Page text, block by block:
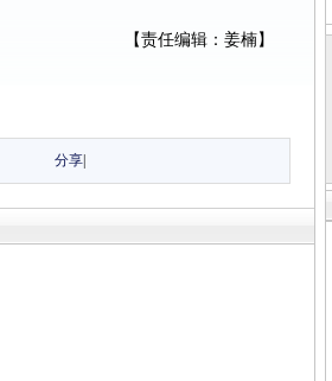
【责任编辑：姜楠】
分享